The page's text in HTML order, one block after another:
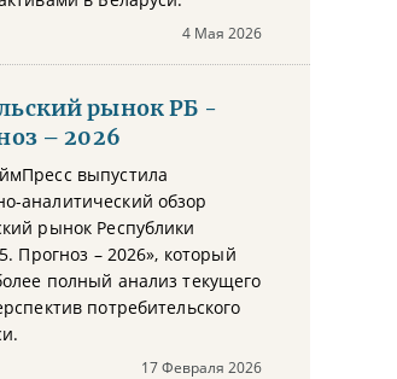
4 Мая 2026
рынок РБ -
– 2026
выпустила
аналитический обзор
рынок Республики
Прогноз – 2026», который
полный анализ текущего
потребительского
17 Февраля 2026